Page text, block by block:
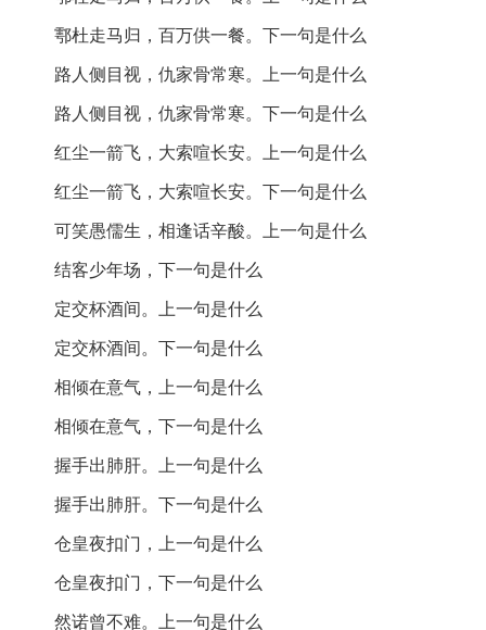
意气 ：志趣、情义。
肺肝 ：指真心。
仓皇：匆忙。
然诺：许下的诺言。
鄠杜：地名，指古鄠县和杜陵。
仇家 ：敌人。
红尘：世俗生活。
大索：喧闹。
诗词背景：
作者介绍：曾协，宋代诗人，生平不详，但其作品多表
然，情感真挚。
鄠杜走马归，百万供一餐。下一句是什么
路人侧目视，仇家骨常寒。上一句是什么
路人侧目视，仇家骨常寒。下一句是什么
红尘一箭飞，大索喧长安。上一句是什么
红尘一箭飞，大索喧长安。下一句是什么
可笑愚儒生，相逢话辛酸。上一句是什么
结客少年场，下一句是什么
定交杯酒间。上一句是什么
定交杯酒间。下一句是什么
相倾在意气，上一句是什么
相倾在意气，下一句是什么
握手出肺肝。上一句是什么
握手出肺肝。下一句是什么
仓皇夜扣门，上一句是什么
仓皇夜扣门，下一句是什么
然诺曾不难。上一句是什么